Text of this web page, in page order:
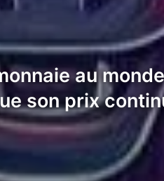
au
son prix